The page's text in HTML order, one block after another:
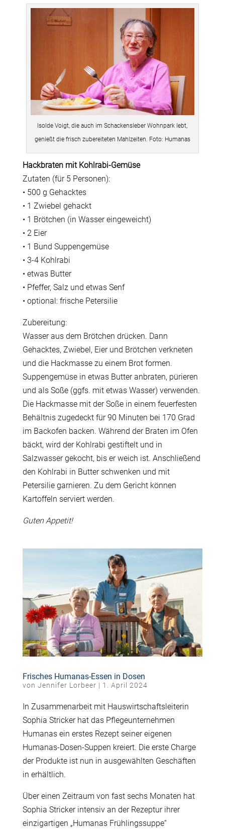
Isolde Voigt, die auch im Schackensleber Wohnpark lebt,
genießt die frisch zubereiteten Mahlzeiten. Foto: Humanas
Hackbraten mit Kohlrabi-Gemüse
Zutaten (für 5 Personen):
• 500 g Gehacktes
• 1 Zwiebel gehackt
• 1 Brötchen (in Wasser eingeweicht)
• 2 Eier
• 1 Bund Suppengemüse
• 3-4 Kohlrabi
• etwas Butter
• Pfeffer, Salz und etwas Senf
• optional: frische Petersilie
Zubereitung:
Wasser aus dem Brötchen drücken. Dann
Gehacktes, Zwiebel, Eier und Brötchen verkneten
und die Hackmasse zu einem Brot formen.
Suppengemüse in etwas Butter anbraten, pürieren
und als Soße (ggfs. mit etwas Wasser) verwenden.
Die Hackmasse mit der Soße in einem feuerfesten
Behältnis zugedeckt für 90 Minuten bei 170 Grad
im Backofen backen. Während der Braten im Ofen
bäckt, wird der Kohlrabi gestiftelt und in
Salzwasser gekocht, bis er weich ist. Anschließend
den Kohlrabi in Butter schwenken und mit
Petersilie garnieren. Zu dem Gericht können
Kartoffeln serviert werden.
Guten Appetit!
Frisches Humanas-Essen in Dosen
von Jennifer Lorbeer | 1. April 2024
In Zusammenarbeit mit Hauswirtschaftsleiterin
Sophia Stricker hat das Pflegeunternehmen
Humanas ein erstes Rezept seiner eigenen
Humanas-Dosen-Suppen kreiert. Die erste Charge
der Produkte ist nun in ausgewählten Geschäften
in erhältlich.
Über einen Zeitraum von fast sechs Monaten hat
Sophia Stricker intensiv an der Rezeptur ihrer
einzigartigen „Humanas Frühlingssuppe“